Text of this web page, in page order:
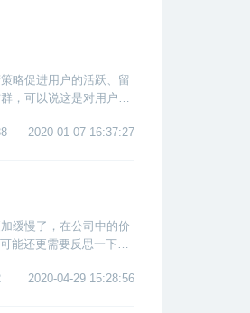
略促进用户的活跃、留
，可以说这是对用户运
2020-01-07 16:37:27
缓慢了，在公司中的价
能还更需要反思一下自
运营能力。
2020-04-29 15:28:56